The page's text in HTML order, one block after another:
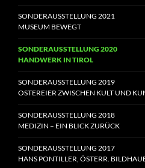
SONDERAUSSTELLUNG 2021
MUSEUM BEWEGT
SONDERAUSSTELLUNG 2020
HANDWERK IN TIROL
SONDERAUSSTELLUNG 2019
OSTEREIER ZWISCHEN KULT UND
SONDERAUSSTELLUNG 2018
MEDIZIN – EIN BLICK ZURÜCK
SONDERAUSSTELLUNG 2017
HANS PONTILLER, ÖSTERR.